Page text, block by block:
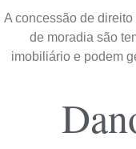
A concessão de
de moradia são
imobiliário e podem